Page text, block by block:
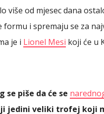
više od mjesec dana
i spremaju se za
je i Lionel Mesi koji će u
se piše da će se
jedini veliki trofej koji